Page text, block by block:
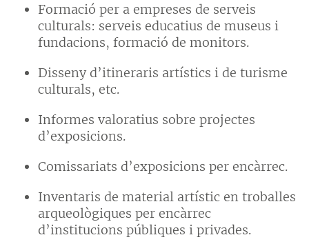
Formació per a empreses de serveis
culturals: serveis educatius de museus i
fundacions, formació de monitors.
Disseny d’itineraris artístics i de turisme
culturals, etc.
Informes valoratius sobre projectes
d’exposicions.
Comissariats d’exposicions per encàrrec.
Inventaris de material artístic en troballes
arqueològiques per encàrrec
d’institucions públiques i privades.